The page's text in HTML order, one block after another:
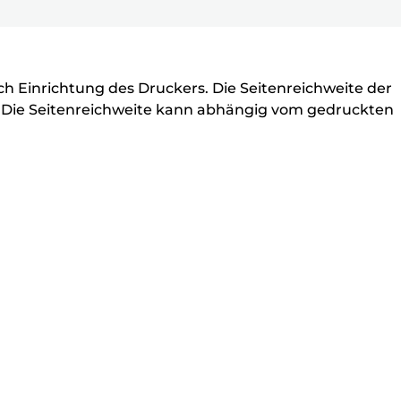
Einrichtung des Druckers. Die Seitenreichweite der
Seitenreichweite kann abhängig vom gedruckten